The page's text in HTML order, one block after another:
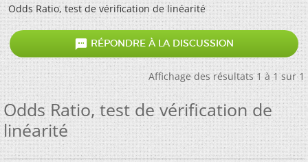
Odds Ratio, test de vérification de linéarité
 RÉPONDRE À LA DISCUSSION
Affichage des résultats 1 à 1 sur 1
Odds Ratio, test de vérification de
linéarité